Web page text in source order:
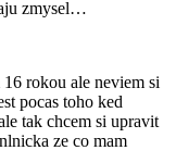
zmysel…
rokou ale neviem si
pocas toho ked
tak chcem si upravit
ze co mam